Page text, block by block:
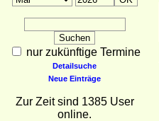
nur zukünftige Termine
Detailsuche
Neue Einträge
Zur Zeit sind 1385 User
online.